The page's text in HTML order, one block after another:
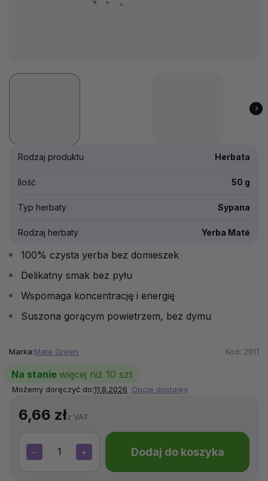
6,66 złz VAT
+
− Dodaj do koszyka
100% czysta yerba bez domieszek
Delikatny smak bez pyłu
Wspomaga koncentrację i energię
Suszona gorącym powietrzem, bez dymu
Marka:Mate Green Kod: 2011
Rodzaj produktu Herbata
Ilość 50 g
Typ herbaty Sypana
Rodzaj herbaty Yerba Maté
Na stanie więcej niż 10 szt
Możemy doręczyć do:11.8.2026 Opcje dostawy